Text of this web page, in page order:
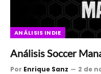
ANÁLISIS INDIE
Análisis Soccer
Por Enrique Sanz 2 de